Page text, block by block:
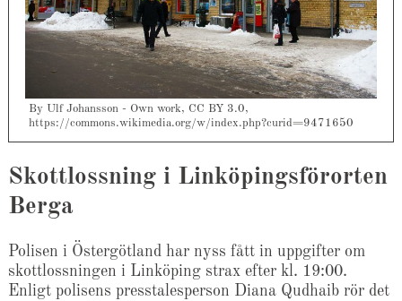
By Ulf Johansson - Own work, CC BY 3.0,
https://commons.wikimedia.org/w/index.php?curid=9471650
Skottlossning i Linköpingsförorten
Berga
Polisen i Östergötland har nyss fått in uppgifter om
skottlossningen i Linköping strax efter kl. 19:00.
Enligt polisens presstalesperson Diana Qudhaib rör det